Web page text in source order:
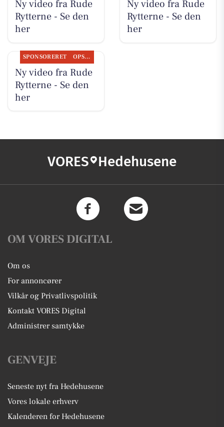
Ny video fra Rude
Rytterne - Se den
her
Ny video fra Rude
Rytterne - Se den
her
SPONSORERET OPSLAGSTAVLEN
Ny video fra Rude
Rytterne - Se den
her
VORES Hedehusene
OM VORES DIGITAL
Om os
For annoncører
Vilkår og Privatlivspolitik
Kontakt VORES Digital
Administrer samtykke
GENVEJE
Seneste nyt fra Hedehusene
Vores lokale erhverv
Kalenderen for Hedehusene